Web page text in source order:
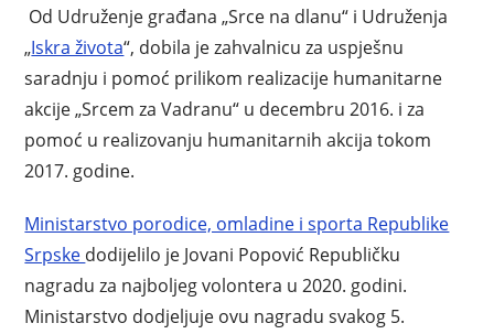
Od Udruženje građana „Srce na dlanu“ i Udruženja
„Iskra života“, dobila je zahvalnicu za uspješnu
saradnju i pomoć prilikom realizacije humanitarne
akcije „Srcem za Vadranu“ u decembru 2016. i za
pomoć u realizovanju humanitarnih akcija tokom
2017. godine.
Ministarstvo porodice, omladine i sporta Republike
Srpske dodijelilo je Jovani Popović Republičku
nagradu za najboljeg volontera u 2020. godini.
Ministarstvo dodjeljuje ovu nagradu svakog 5.